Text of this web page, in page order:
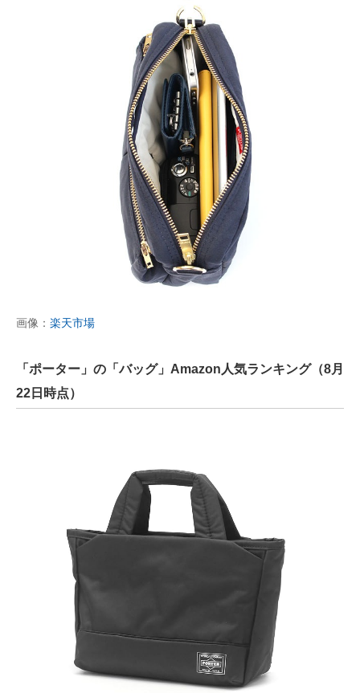
画像： 楽天市場
「ポーター」の「バッグ」Amazon人気ランキング（8月
22日時点）